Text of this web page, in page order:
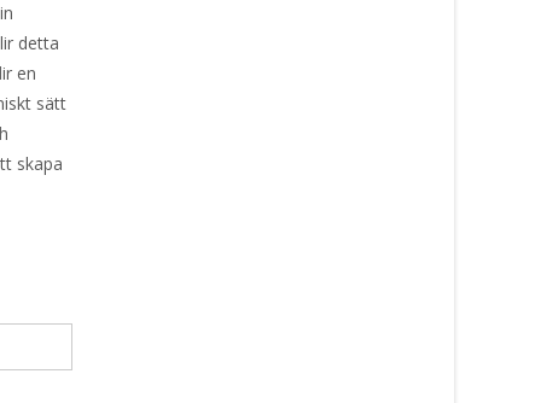
detta
en
sätt
skapa